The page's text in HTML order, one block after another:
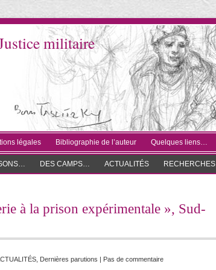
militaire
légales Bibliographie de l’auteur Quelques liens…
DES CAMPS… ACTUALITÉS RECHERCHES
à la prison expérimentale », Sud-
Dernières parutions | Pas de commentaire